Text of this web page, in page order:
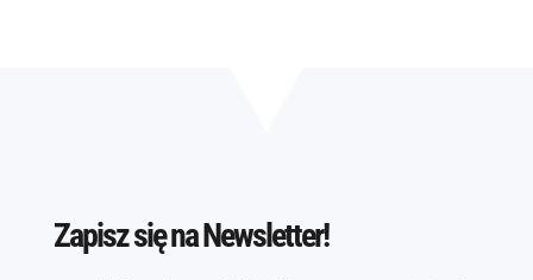
Zapisz się na Newsletter!